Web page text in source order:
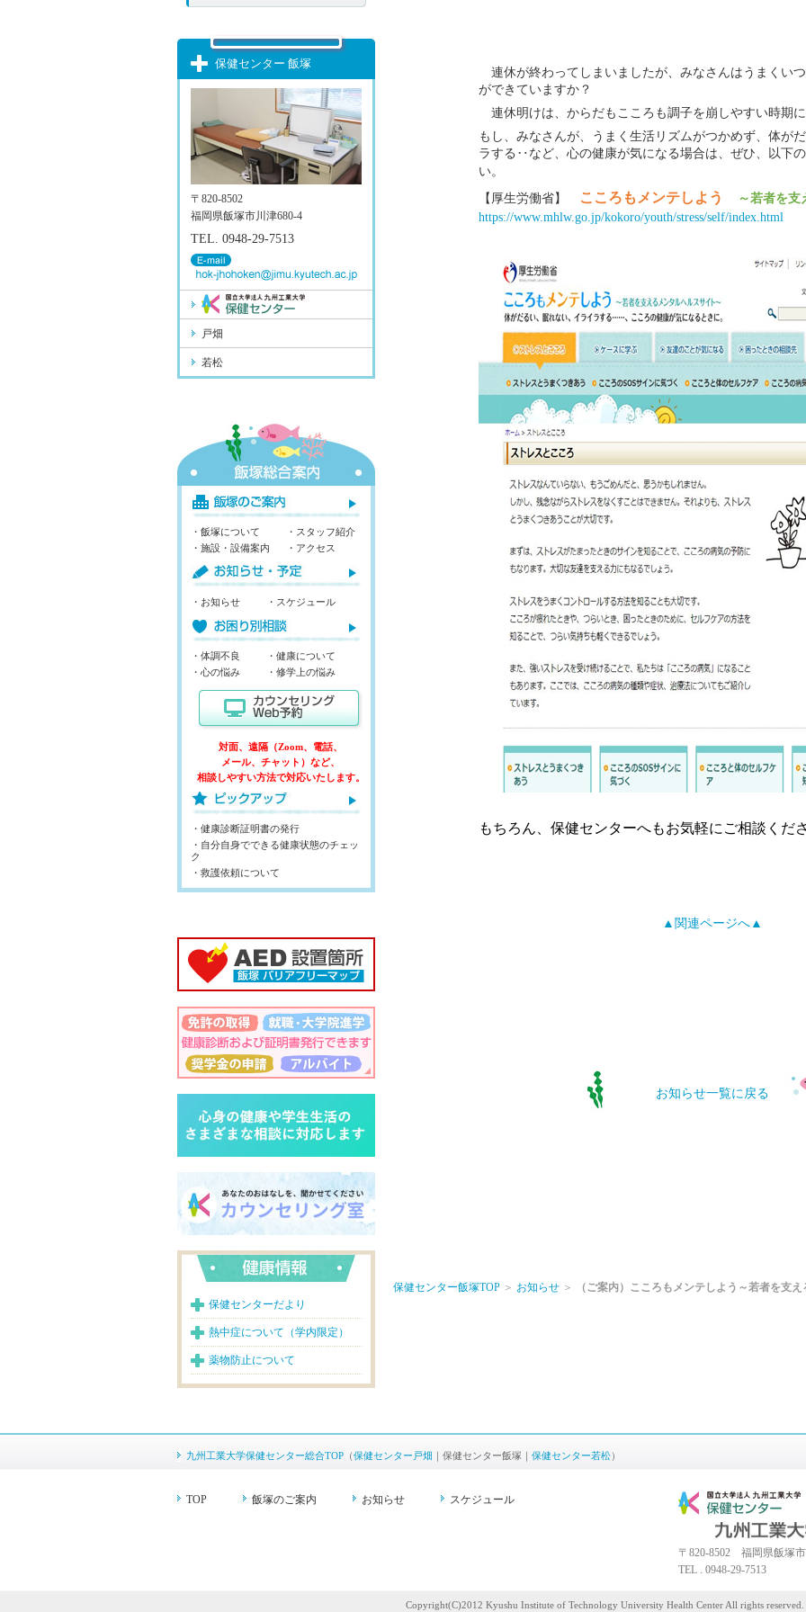
保健センター 飯塚
〒820-8502
福岡県飯塚市川津680-4
TEL. 0948-29-7513
戸畑
若松
・飯塚について
・スタッフ紹介
・施設・設備案内
・アクセス
・お知らせ ・スケジュール
・体調不良
・健康について
・心の悩み
・修学上の悩み
対面、遠隔（Zoom、電話、
メール、チャット）など、
相談しやすい方法で対応いたします。
・健康診断証明書の発行
・自分自身でできる健康状態のチェッ
ク
・救護依頼について
保健センターだより
熱中症について（学内限定）
薬物防止について
連休が終わってしまいましたが、みなさんはうまくい
ができていますか？
連休明けは、からだもこころも調子を崩しやすい時期
もし、みなさんが、うまく生活リズムがつかめず、体が
ラする‥など、心の健康が気になる場合は、ぜひ、以下
い。
【厚生労働省】
こころもメンテしよう
～若者を支
https://www.mhlw.go.jp/kokoro/youth/stress/self/index.html
もちろん、保健センターへもお気軽にご相談くだ
▲関連ページへ▲
お知らせ一覧に戻る
保健センター飯塚TOP ＞ お知らせ ＞ （ご案内）こころもメンテしよう～若者を支
九州工業大学保健センター総合TOP （保健センター戸畑 ｜保健センター飯塚｜ 保健センター若松）
TOP 飯塚のご案内 お知らせ スケジュール
〒820-8502 福岡県飯塚
TEL . 0948-29-7513
Copyright(C)2012 Kyushu Institute of Technology University Health Center All rights reserved.